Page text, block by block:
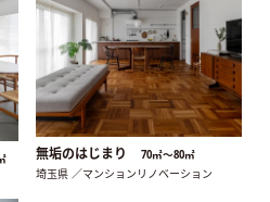
無垢のはじまり 70㎡〜80㎡
埼玉県 ／マンションリノベーション